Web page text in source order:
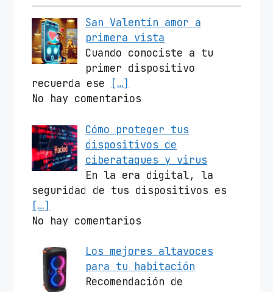
San Valentín amor a
primera vista
Cuando conociste a tu
primer dispositivo
recuerda ese
[…]
No hay comentarios
Cómo proteger tus
dispositivos de
ciberataques y virus
En la era digital, la
seguridad de tus dispositivos es
[…]
No hay comentarios
Los mejores altavoces
para tu habitación
Recomendación de